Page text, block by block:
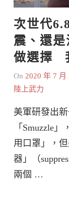
次世代
震、還
做選擇
On 2020 年 7 月
陸上武力
美軍研發出
「Smuzzle
用口罩」，
器」（
兩個 …